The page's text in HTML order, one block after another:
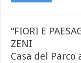
“FIORI E
ZENI
Casa del Parco